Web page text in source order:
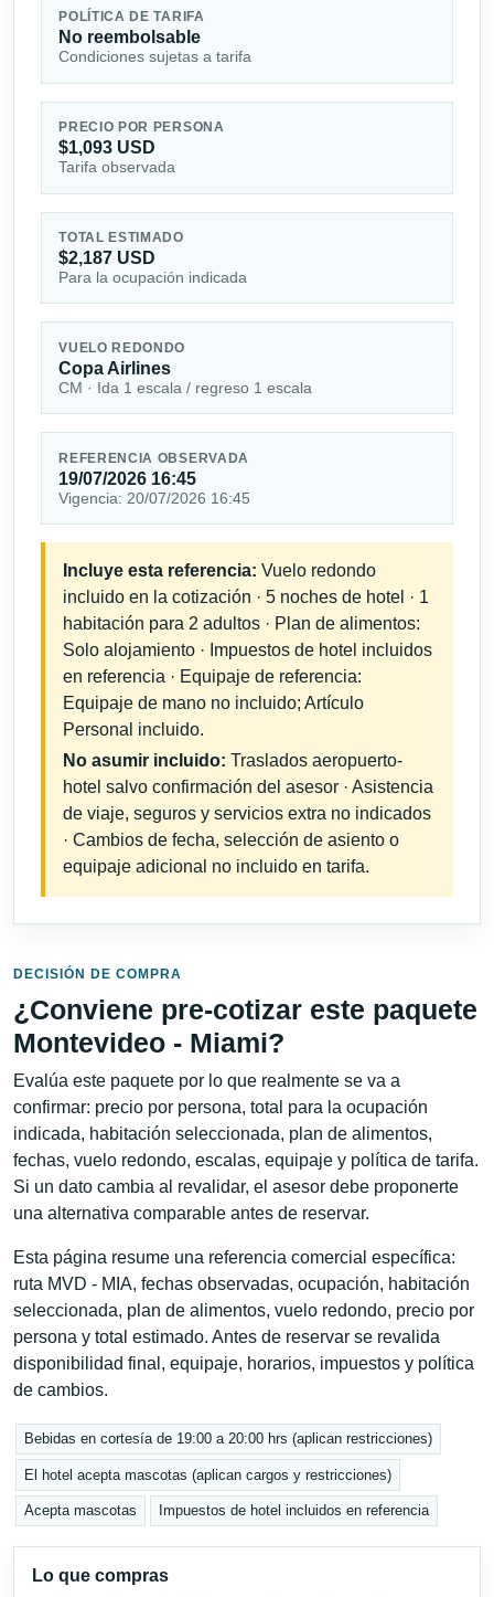
POLÍTICA DE TARIFA
No reembolsable
Condiciones sujetas a tarifa
PRECIO POR PERSONA
$1,093 USD
Tarifa observada
TOTAL ESTIMADO
$2,187 USD
Para la ocupación indicada
VUELO REDONDO
Copa Airlines
CM · Ida 1 escala / regreso 1 escala
REFERENCIA OBSERVADA
19/07/2026 16:45
Vigencia: 20/07/2026 16:45
Incluye esta referencia: Vuelo redondo
incluido en la cotización · 5 noches de hotel · 1
habitación para 2 adultos · Plan de alimentos:
Solo alojamiento · Impuestos de hotel incluidos
en referencia · Equipaje de referencia:
Equipaje de mano no incluido; Artículo
Personal incluido.
No asumir incluido: Traslados aeropuerto-
hotel salvo confirmación del asesor · Asistencia
de viaje, seguros y servicios extra no indicados
· Cambios de fecha, selección de asiento o
equipaje adicional no incluido en tarifa.
DECISIÓN DE COMPRA
¿Conviene pre-cotizar este paquete
Montevideo - Miami?
Evalúa este paquete por lo que realmente se va a
confirmar: precio por persona, total para la ocupación
indicada, habitación seleccionada, plan de alimentos,
fechas, vuelo redondo, escalas, equipaje y política de tarifa.
Si un dato cambia al revalidar, el asesor debe proponerte
una alternativa comparable antes de reservar.
Esta página resume una referencia comercial específica:
ruta MVD - MIA, fechas observadas, ocupación, habitación
seleccionada, plan de alimentos, vuelo redondo, precio por
persona y total estimado. Antes de reservar se revalida
disponibilidad final, equipaje, horarios, impuestos y política
de cambios.
Bebidas en cortesía de 19:00 a 20:00 hrs (aplican restricciones)
El hotel acepta mascotas (aplican cargos y restricciones)
Acepta mascotas Impuestos de hotel incluidos en referencia
Lo que compras